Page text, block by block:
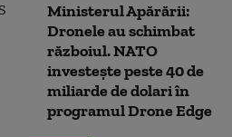
Ministerul Apărării:
Dronele au schimbat
războiul. NATO
investește peste 40 de
miliarde de dolari în
programul Drone Edge